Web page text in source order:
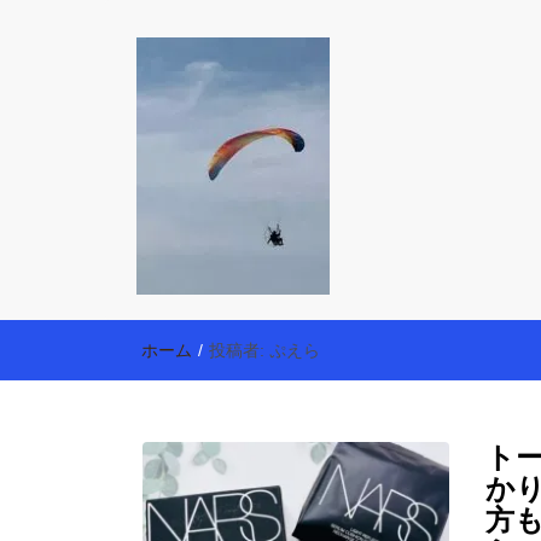
育・美容健康アイテム探索】も全力で楽しみます。
ホーム / 投稿者: ぷえら
ト
か
方